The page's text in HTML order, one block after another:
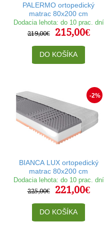
PALERMO ortopedický
matrac 80x200 cm
Dodacia lehota: do 10 prac. dní
219,00€
215,00€
DO KOŠÍKA
-2%
BIANCA LUX ortopedický
matrac 80x200 cm
Dodacia lehota: do 10 prac. dní
225,00€
221,00€
DO KOŠÍKA